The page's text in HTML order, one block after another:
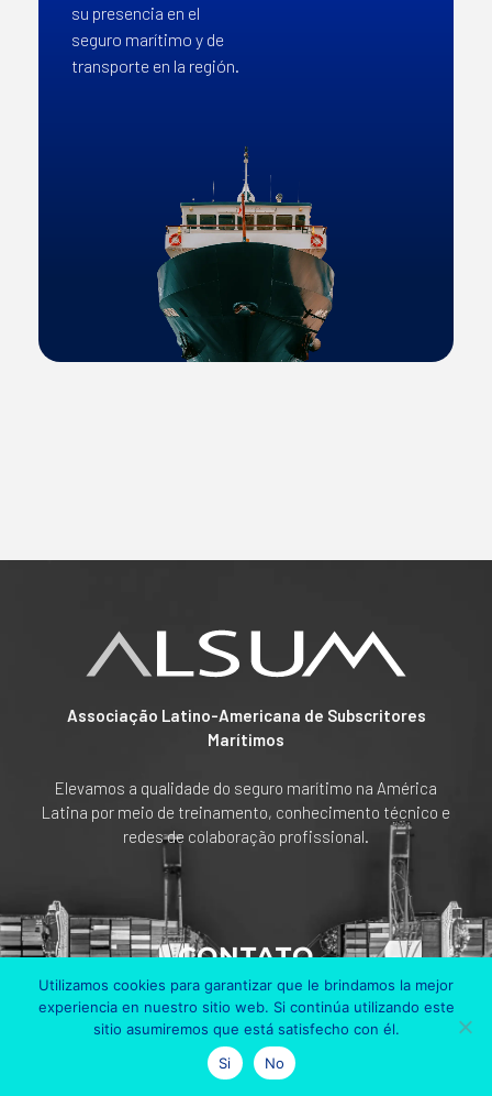
su presencia en el
seguro marítimo y de
transporte en la región.
Associação Latino-Americana de Subscritores
Marítimos
Elevamos a qualidade do seguro marítimo na América
Latina por meio de treinamento, conhecimento técnico e
redes de colaboração profissional.
CONTATO
Av Cra. 45 # 108 A 50
Edificio Bosch Piso 6
Bogotá, Colombia
Utilizamos cookies para garantizar que le brindamos la mejor
experiencia en nuestro sitio web. Si continúa utilizando este
sitio asumiremos que está satisfecho con él.
Si
No